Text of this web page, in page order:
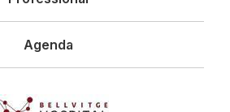
Agenda